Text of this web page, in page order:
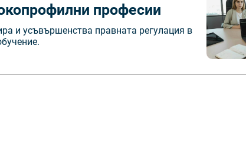
професии
и усъвършенства правната регулация в